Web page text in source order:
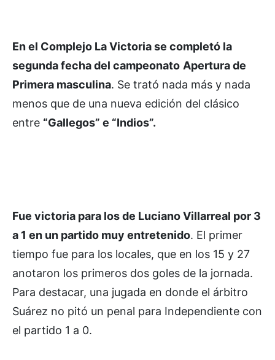
En el Complejo La Victoria se completó la
segunda fecha del campeonato Apertura de
Primera masculina. Se trató nada más y nada
menos que de una nueva edición del clásico
entre “Gallegos” e “Indios”.
Fue victoria para los de Luciano Villarreal por 3
a 1 en un partido muy entretenido. El primer
tiempo fue para los locales, que en los 15 y 27
anotaron los primeros dos goles de la jornada.
Para destacar, una jugada en donde el árbitro
Suárez no pitó un penal para Independiente con
el partido 1 a 0.